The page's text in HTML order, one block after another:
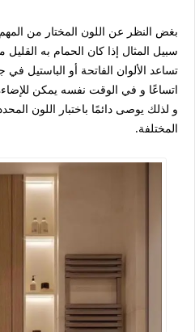
بغض النظر عن اللون المختار من
سبيل المثال إذا كان الحمام به
تساعد الألوان الفاتحة أو الباستيل
اتساعًا و في الوقت نفسه يمكن
و لذلك يوصى دائمًا باختبار اللون
المختلفة.